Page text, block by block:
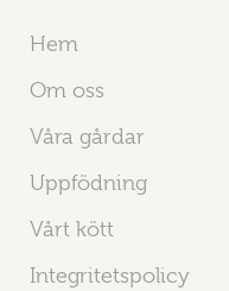
Hem
Om oss
Våra gårdar
Uppfödning
Vårt kött
Integritetspolicy